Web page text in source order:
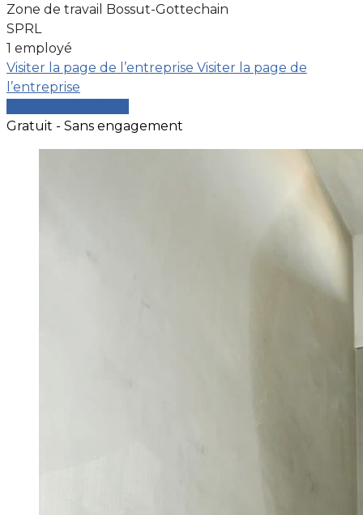
Zone de travail Bossut-Gottechain
SPRL
1 employé
Visiter la page de l’entreprise Visiter la page de
l’entreprise
Gratuit - Sans engagement